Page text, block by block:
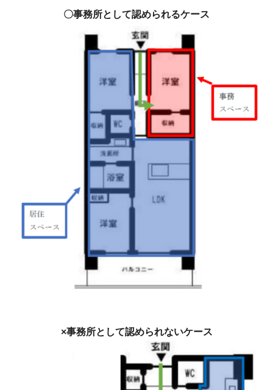
〇事務所として認められるケース
×事務所として認められないケース